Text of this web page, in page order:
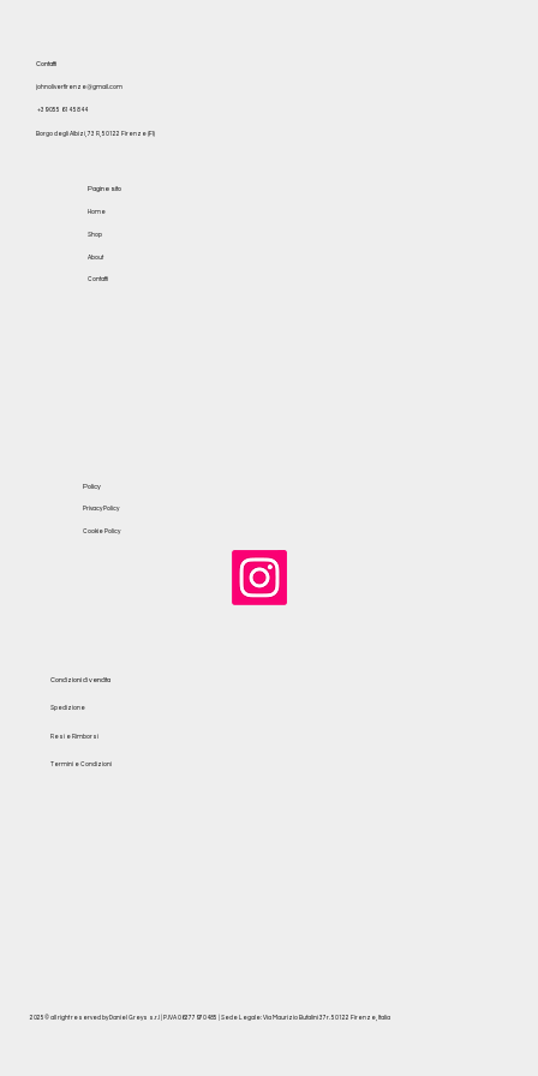
Contatti
johnoliverfirenze@gmail.com
+39 055 614 5844
Borgo degli Albizi, 73 R, 50122 Firenze (FI)
Condizioni di vendita
Termini e Condizioni
Spedizione
Resi e Rimborsi
Pagine sito
Home
Shop
About
Contatti
Policy
Privacy Policy
Cookie Policy
2025© all right reserved by Daniel Greys s.r.l | P.IVA 06377970485 | Sede Legale: Via Maurizio Bufalini 37r. 50122 Firenze, Italia